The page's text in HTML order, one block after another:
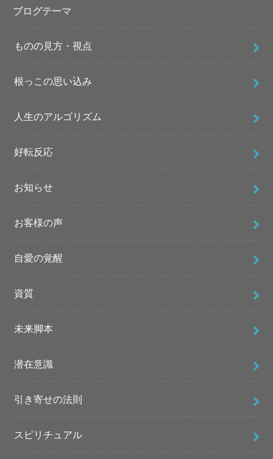
ブログテーマ
ものの見方・視点
根っこの思い込み
人生のアルゴリズム
好転反応
お知らせ
お客様の声
自愛の覚醒
資質
未来脚本
潜在意識
引き寄せの法則
スピリチュアル